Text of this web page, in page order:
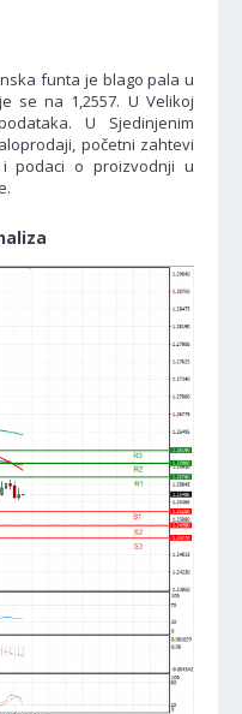
funta je blago pala u
se na 1,2557. U Velikoj
U Sjedinjenim
početni zahtevi
podaci o proizvodnji u